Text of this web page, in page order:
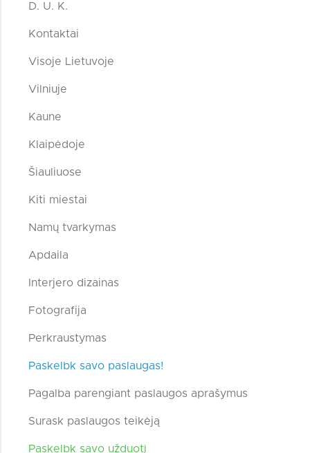
D. U. K.
Kontaktai
Visoje Lietuvoje
Vilniuje
Kaune
Klaipėdoje
Šiauliuose
Kiti miestai
Namų tvarkymas
Apdaila
Interjero dizainas
Fotografija
Perkraustymas
Paskelbk savo paslaugas!
Pagalba parengiant paslaugos aprašymus
Surask paslaugos teikėją
Paskelbk savo užduotį